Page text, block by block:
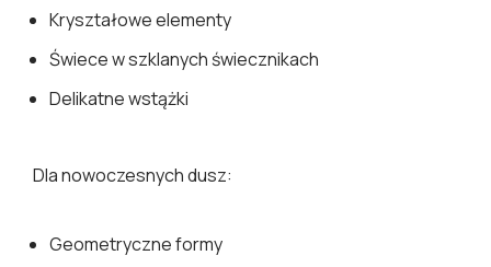
Kryształowe elementy
Świece w szklanych świecznikach
Delikatne wstążki
Dla nowoczesnych dusz:
Geometryczne formy